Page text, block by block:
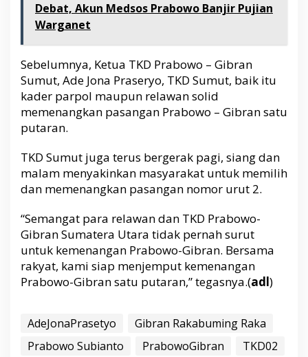
Debat, Akun Medsos Prabowo Banjir Pujian
Warganet
Sebelumnya, Ketua TKD Prabowo – Gibran
Sumut, Ade Jona Praseryo, TKD Sumut, baik itu
kader parpol maupun relawan solid
memenangkan pasangan Prabowo – Gibran satu
putaran.
TKD Sumut juga terus bergerak pagi, siang dan
malam menyakinkan masyarakat untuk memilih
dan memenangkan pasangan nomor urut 2.
“Semangat para relawan dan TKD Prabowo-
Gibran Sumatera Utara tidak pernah surut
untuk kemenangan Prabowo-Gibran. Bersama
rakyat, kami siap menjemput kemenangan
Prabowo-Gibran satu putaran,” tegasnya.(adl)
AdeJonaPrasetyo
Gibran Rakabuming Raka
Prabowo Subianto
PrabowoGibran TKD02